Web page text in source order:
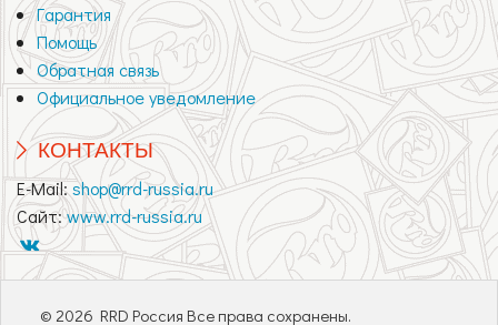
Гарантия
Помощь
Обратная связь
Официальное уведомление
КОНТАКТЫ
E-Mail:shop@rrd-russia.ru
Сайт:www.rrd-russia.ru
© 2026 RRD Россия Все права сохранены.